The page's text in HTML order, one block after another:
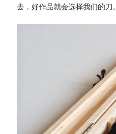
去，好作品就会选择我们的刀。